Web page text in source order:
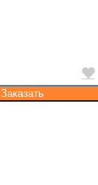
Заказать